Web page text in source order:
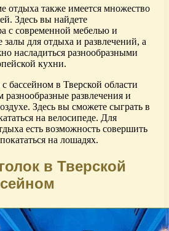
отдыха также имеется множество
Здесь вы найдете
с современной мебелью и
для отдыха и развлечений, а
насладиться разнообразными
кухни.
бассейном в Тверской области
разнообразные развлечения и
Здесь вы сможете сыграть в
на велосипеде. Для
есть возможность совершить
на лошадях.
в Тверской